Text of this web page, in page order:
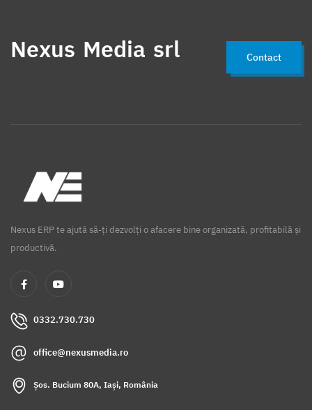
Nexus Media srl Contact
Nexus ERP te ajută să-ți dezvolți o afacere bine organizată, profitabilă și
productivă.
0332.730.730
office@nexusmedia.ro
Șos. Bucium 80A, Iași, România